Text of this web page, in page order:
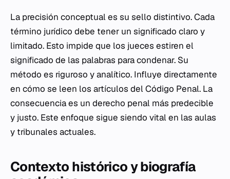
La precisión conceptual es su sello distintivo. Cada
término jurídico debe tener un significado claro y
limitado. Esto impide que los jueces estiren el
significado de las palabras para condenar. Su
método es riguroso y analítico. Influye directamente
en cómo se leen los artículos del Código Penal. La
consecuencia es un derecho penal más predecible
y justo. Este enfoque sigue siendo vital en las aulas
y tribunales actuales.
Contexto histórico y biografía